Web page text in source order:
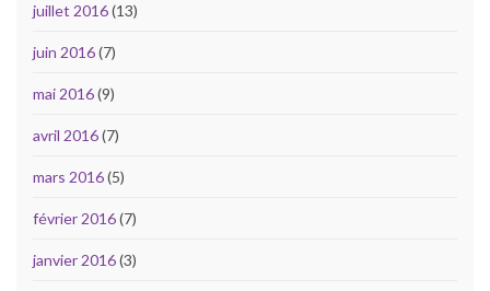
juillet 2016(13)
juin 2016(7)
mai 2016(9)
avril 2016(7)
mars 2016(5)
février 2016(7)
janvier 2016(3)